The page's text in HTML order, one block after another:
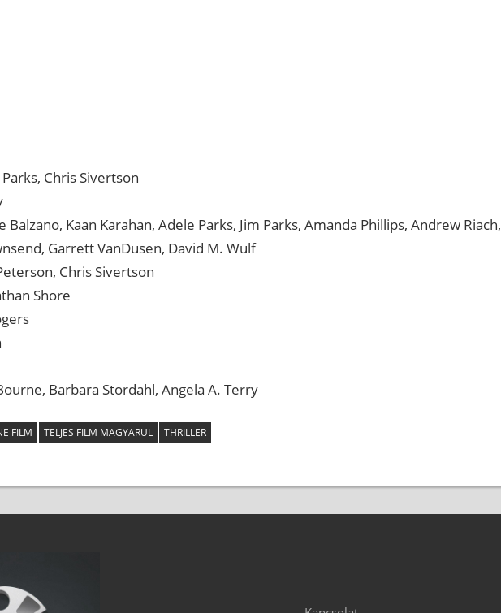
Chris Sivertson
Kaan Karahan, Adele Parks, Jim Parks, Amanda Phillips, Andrew Riach,
Garrett VanDusen, David M. Wulf
Chris Sivertson
Shore
Barbara Stordahl, Angela A. Terry
FILM TELJES FILM MAGYARUL THRILLER